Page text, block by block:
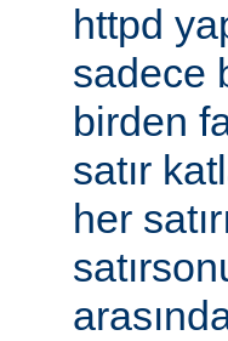
httpd
sadece
birden
satır
her